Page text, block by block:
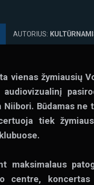
AUTORIUS:
vienas žymiausių
Niibori. Būdamas
tiek
maksimalaus
centre,